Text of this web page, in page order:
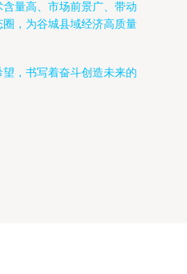
量高、市场前景广、带动
，为谷城县域经济高质量
，书写着奋斗创造未来的